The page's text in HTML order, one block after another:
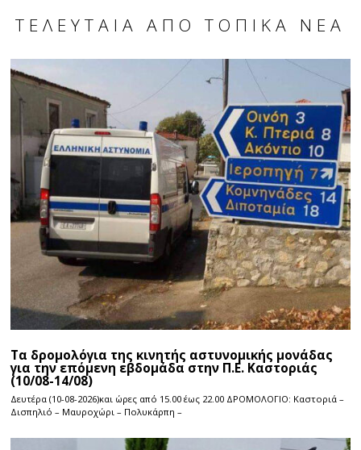
ΤΕΛΕΥΤΑΊΑ ΑΠΌ ΤΟΠΙΚΆ ΝΈΑ
Τα δρομολόγια της κινητής αστυνομικής μονάδας
για την επόμενη εβδομάδα στην Π.Ε. Καστοριάς
(10/08-14/08)
Δευτέρα (10-08-2026)και ώρες από 15.00 έως 22.00 ΔΡΟΜΟΛΟΓΙΟ: Καστοριά –
Δισπηλιό – Μαυροχώρι – Πολυκάρπη –